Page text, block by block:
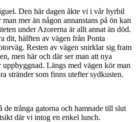
Den här dagen åkte vi i vår hyrbil
mer än någon annanstans på ön kan
under Azorerna är allt annat än död.
dit, hälften av vägen från Ponta
Resten av vägen snirklar sig fram
men här och där ser man att nya
Längs med vägen kör man
stränder som finns utefter sydkusten.
trånga gatorna och hamnade till slut
där vi intog en enkel lunch.